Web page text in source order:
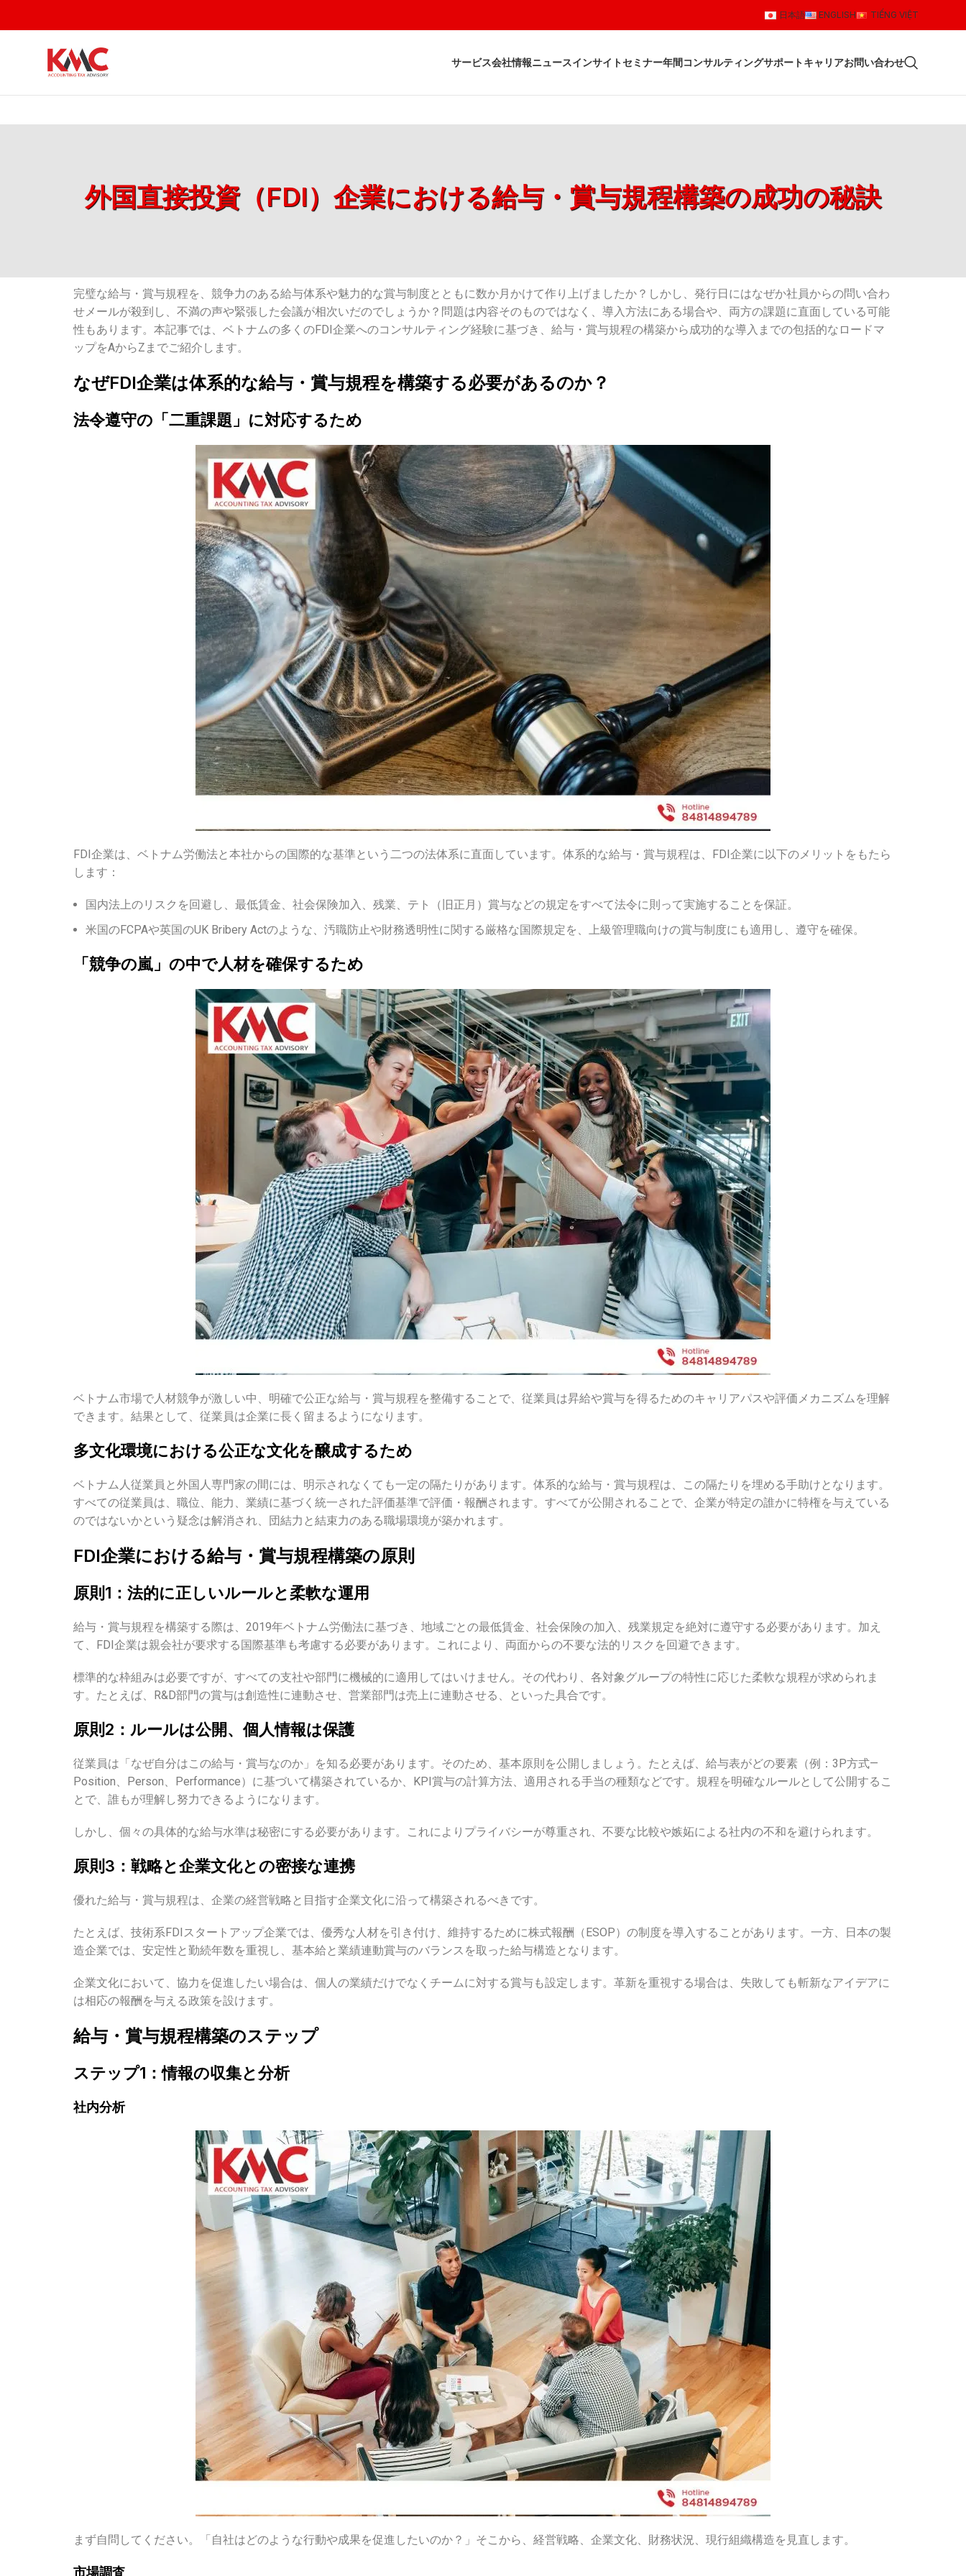
日本語 ENGLISH TIẾNG VIỆT
サービス会社情報ニュースインサイトセミナー年間コンサルティングサポートキャリアお問い合わせ
外国直接投資（FDI）企業における給与・賞与規程構築の成功の秘訣
完璧な給与・賞与規程を、競争力のある給与体系や魅力的な賞与制度とともに数か月かけて作り上げましたか？しかし、発行日にはなぜか社員からの問い合わ
せメールが殺到し、不満の声や緊張した会議が相次いだのでしょうか？問題は内容そのものではなく、導入方法にある場合や、両方の課題に直面している可能
性もあります。本記事では、ベトナムの多くのFDI企業へのコンサルティング経験に基づき、給与・賞与規程の構築から成功的な導入までの包括的なロードマ
ップをAからZまでご紹介します。
なぜFDI企業は体系的な給与・賞与規程を構築する必要があるのか？
法令遵守の「二重課題」に対応するため
FDI企業は、ベトナム労働法と本社からの国際的な基準という二つの法体系に直面しています。体系的な給与・賞与規程は、FDI企業に以下のメリットをもたら
します：
国内法上のリスクを回避し、最低賃金、社会保険加入、残業、テト（旧正月）賞与などの規定をすべて法令に則って実施することを保証。
米国のFCPAや英国のUK Bribery Actのような、汚職防止や財務透明性に関する厳格な国際規定を、上級管理職向けの賞与制度にも適用し、遵守を確保。
「競争の嵐」の中で人材を確保するため
ベトナム市場で人材競争が激しい中、明確で公正な給与・賞与規程を整備することで、従業員は昇給や賞与を得るためのキャリアパスや評価メカニズムを理解
できます。結果として、従業員は企業に長く留まるようになります。
多文化環境における公正な文化を醸成するため
ベトナム人従業員と外国人専門家の間には、明示されなくても一定の隔たりがあります。体系的な給与・賞与規程は、この隔たりを埋める手助けとなります。
すべての従業員は、職位、能力、業績に基づく統一された評価基準で評価・報酬されます。すべてが公開されることで、企業が特定の誰かに特権を与えている
のではないかという疑念は解消され、団結力と結束力のある職場環境が築かれます。
FDI企業における給与・賞与規程構築の原則
原則1：法的に正しいルールと柔軟な運用
給与・賞与規程を構築する際は、2019年ベトナム労働法に基づき、地域ごとの最低賃金、社会保険の加入、残業規定を絶対に遵守する必要があります。加え
て、FDI企業は親会社が要求する国際基準も考慮する必要があります。これにより、両面からの不要な法的リスクを回避できます。
標準的な枠組みは必要ですが、すべての支社や部門に機械的に適用してはいけません。その代わり、各対象グループの特性に応じた柔軟な規程が求められま
す。たとえば、R&D部門の賞与は創造性に連動させ、営業部門は売上に連動させる、といった具合です。
原則2：ルールは公開、個人情報は保護
従業員は「なぜ自分はこの給与・賞与なのか」を知る必要があります。そのため、基本原則を公開しましょう。たとえば、給与表がどの要素（例：3P方式—
Position、Person、Performance）に基づいて構築されているか、KPI賞与の計算方法、適用される手当の種類などです。規程を明確なルールとして公開するこ
とで、誰もが理解し努力できるようになります。
しかし、個々の具体的な給与水準は秘密にする必要があります。これによりプライバシーが尊重され、不要な比較や嫉妬による社内の不和を避けられます。
原則3：戦略と企業文化との密接な連携
優れた給与・賞与規程は、企業の経営戦略と目指す企業文化に沿って構築されるべきです。
たとえば、技術系FDIスタートアップ企業では、優秀な人材を引き付け、維持するために株式報酬（ESOP）の制度を導入することがあります。一方、日本の製
造企業では、安定性と勤続年数を重視し、基本給と業績連動賞与のバランスを取った給与構造となります。
企業文化において、協力を促進したい場合は、個人の業績だけでなくチームに対する賞与も設定します。革新を重視する場合は、失敗しても斬新なアイデアに
は相応の報酬を与える政策を設けます。
給与・賞与規程構築のステップ
ステップ1 ：情報の収集と分析
社内分析
まず自問してください。「自社はどのような行動や成果を促進したいのか？」そこから、経営戦略、企業文化、財務状況、現行組織構造を見直します。
市場調査